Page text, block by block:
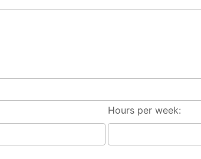
Hours per week: